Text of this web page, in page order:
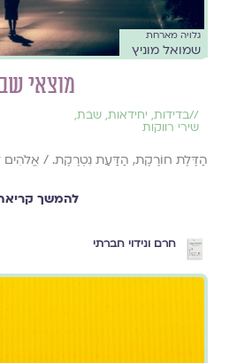
גלויה מארחת
שמואל מוניץ
מוצאי
//בדידות, יחידאות, שבת,
שירי רווקות
הַדֶּלֶת חוֹרֶקֶת, הַדַּעַת נִטְרֶקֶת. / אֱלֹהִים
להמשך
חרם ונידוי חברתי